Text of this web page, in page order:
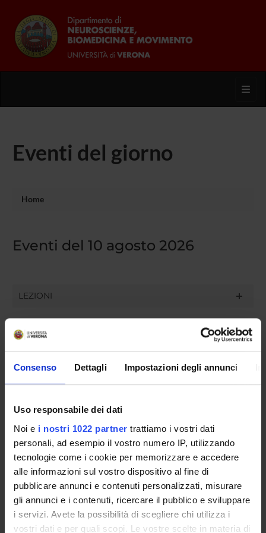
Consenso Dettagli Impostazioni degli annunci
Uso responsabile dei dati
Noi e i nostri 1022 partner trattiamo i vostri dati
personali, ad esempio il vostro numero IP, utilizzando
tecnologie come i cookie per memorizzare e accedere
alle informazioni sul vostro dispositivo al fine di
pubblicare annunci e contenuti personalizzati, misurare
gli annunci e i contenuti, ricercare il pubblico e sviluppare
i servizi. Avete la possibilità di scegliere chi utilizza i
vostri dati e per quali scopi. Le vostre scelte in materia di
Eventi del giorno
Home
Eventi del 10 agosto 2026
LEZIONI
LEZIONI
Nessuna lezione
ESAMI
RICEVIMENTI
ALTRI EVENTI